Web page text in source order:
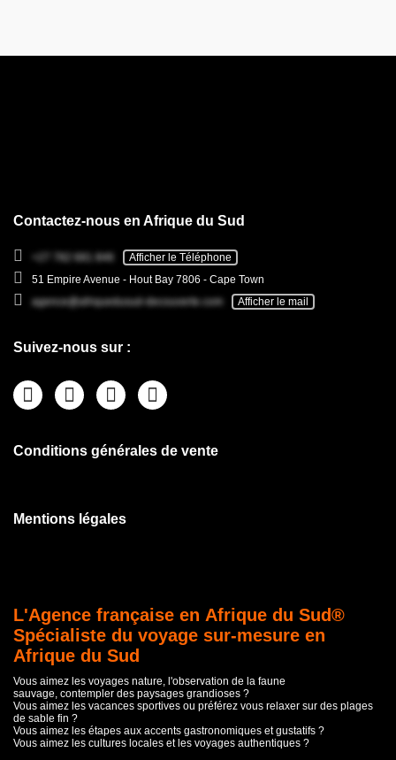
Contactez-nous en Afrique du Sud
+27 782 681 846
Afficher le Téléphone
51 Empire Avenue - Hout Bay 7806 - Cape Town
agence@afriquedusud-decouverte.com
Afficher le mail
Suivez-nous sur :
Conditions générales de vente
Mentions légales
L'Agence française en Afrique du Sud®
Spécialiste du voyage sur-mesure en
Afrique du Sud
Vous aimez les voyages nature, l'observation de la faune
sauvage, contempler des paysages grandioses ?
Vous aimez les vacances sportives ou préférez vous relaxer sur des plages
de sable fin ?
Vous aimez les étapes aux accents gastronomiques et gustatifs ?
Vous aimez les cultures locales et les voyages authentiques ?